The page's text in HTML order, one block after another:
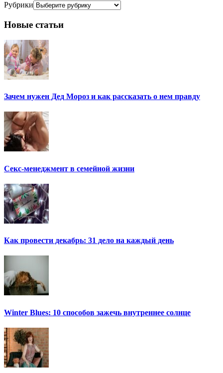
Рубрики
Новые статьи
Зачем нужен Дед Мороз и как рассказать о нем правду
Секс-менеджмент в семейной жизни
Как провести декабрь: 31 дело на каждый день
Winter Blues: 10 способов зажечь внутреннее солнце